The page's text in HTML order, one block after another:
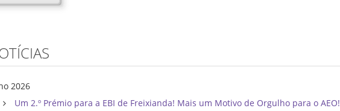
2026
Um 2.º Prémio para a EBI de Freixianda! Mais um Motivo de Orgulho para o AEO!